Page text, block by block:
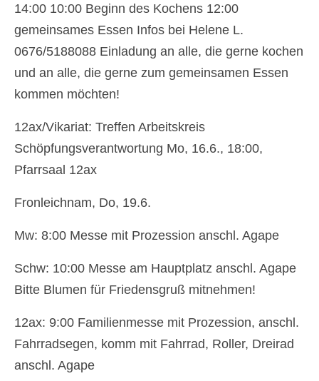
Kontakt
Menschen in der Pfarre Zwölfaxing
Flohmarkt
Kirchenführung
Dreifaltigkeitsnews
Impressum
14:00 10:00 Beginn des Kochens 12:00
gemeinsames Essen Infos bei Helene L.
0676/5188088 Einladung an alle, die gerne kochen
und an alle, die gerne zum gemeinsamen Essen
kommen möchten!
12ax/Vikariat: Treffen Arbeitskreis
Schöpfungsverantwortung Mo, 16.6., 18:00,
Pfarrsaal 12ax
Fronleichnam, Do, 19.6.
Mw: 8:00 Messe mit Prozession anschl. Agape
Schw: 10:00 Messe am Hauptplatz anschl. Agape
Bitte Blumen für Friedensgruß mitnehmen!
12ax: 9:00 Familienmesse mit Prozession, anschl.
Fahrradsegen, komm mit Fahrrad, Roller, Dreirad
anschl. Agape